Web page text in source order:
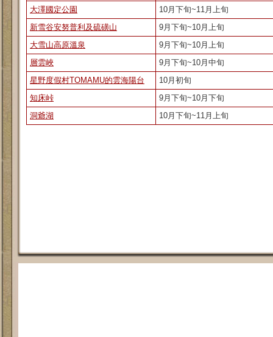
大澤國定公園
10月下旬~11月上旬
新雪谷安努普利及硫磺山
9月下旬~10月上旬
大雪山高原溫泉
9月下旬~10月上旬
層雲峽
9月下旬~10月中旬
星野度假村TOMAMU的雲海陽台
10月初旬
知床峠
9月下旬~10月下旬
洞爺湖
10月下旬~11月上旬